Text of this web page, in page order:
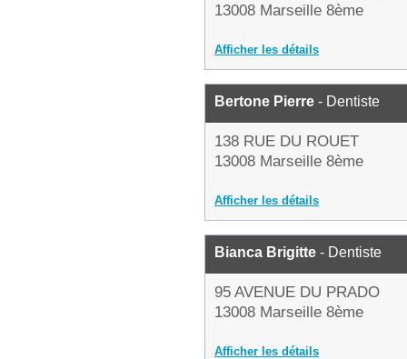
13008 Marseille 8ème
Afficher les détails
Bertone Pierre - Dentiste
138 RUE DU ROUET
13008 Marseille 8ème
Afficher les détails
Bianca Brigitte - Dentiste
95 AVENUE DU PRADO
13008 Marseille 8ème
Afficher les détails